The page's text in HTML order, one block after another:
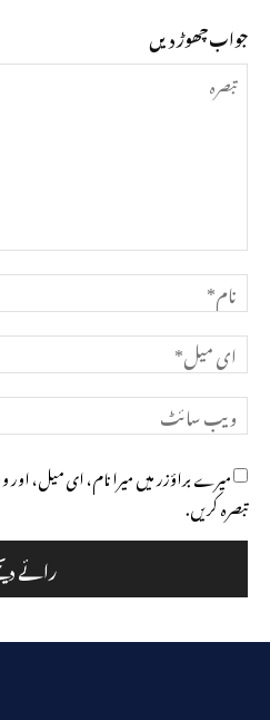
جواب چھوڑ دیں
تبصرہ
میرے براؤزر میں میرا نام، ای میل، اور
تبصرہ کریں.